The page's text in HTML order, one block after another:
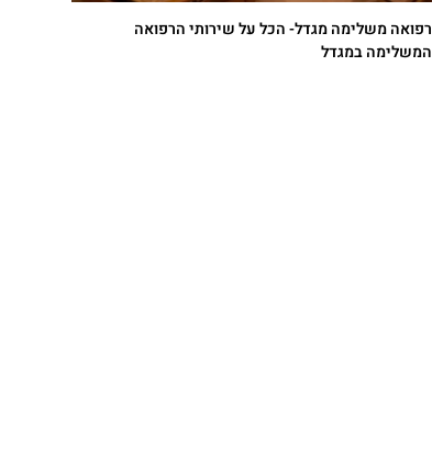
רפואה משלימה מגדל- הכל על שירותי הרפואה
המשלימה במגדל